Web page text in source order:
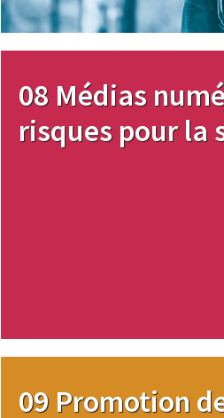
08 Médias
risques pour la
09 Promotion